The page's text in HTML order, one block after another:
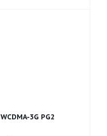
WCDMA-3G PG2